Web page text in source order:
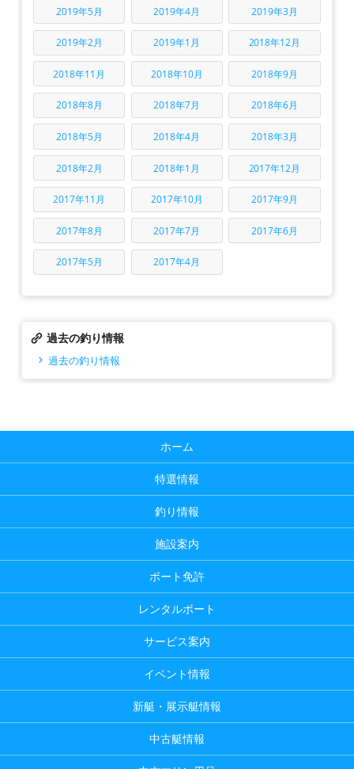
2019年5月 2019年4月 2019年3月
2019年2月 2019年1月 2018年12月
2018年11月 2018年10月 2018年9月
2018年8月 2018年7月 2018年6月
2018年5月 2018年4月 2018年3月
2018年2月 2018年1月 2017年12月
2017年11月 2017年10月 2017年9月
2017年8月 2017年7月 2017年6月
2017年5月 2017年4月
過去の釣り情報
過去の釣り情報
ホーム
特選情報
釣り情報
施設案内
ボート免許
レンタルボート
サービス案内
イベント情報
新艇・展示艇情報
中古艇情報